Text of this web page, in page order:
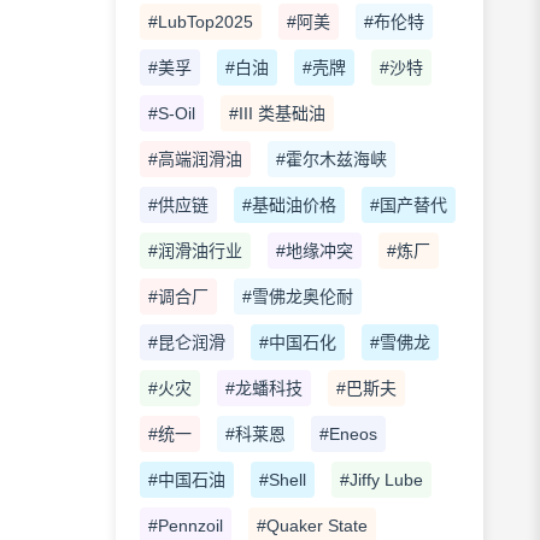
#LubTop2025 #阿美 #布伦特
#美孚 #白油 #壳牌 #沙特
#S-Oil #III 类基础油
#高端润滑油 #霍尔木兹海峡
#供应链 #基础油价格 #国产替代
#润滑油行业 #地缘冲突 #炼厂
#调合厂 #雪佛龙奥伦耐
#昆仑润滑 #中国石化 #雪佛龙
#火灾 #龙蟠科技 #巴斯夫
#统一 #科莱恩 #Eneos
#中国石油 #Shell #Jiffy Lube
#Pennzoil #Quaker State